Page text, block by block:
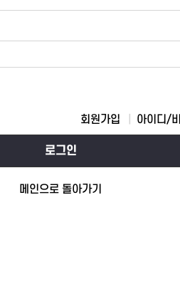
회원가입 아이디/
로그인
메인으로 돌아가기